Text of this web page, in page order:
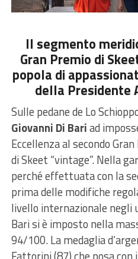
Il segmento
Gran Premio di
popola di
della Presidente
Sulle pedane de Lo
Giovanni Di Bariad
Eccellenza al secondo
di Skeet “vintage”. Nella
perché effettuata con la
prima delle modifiche
livello internazionale negli
Bari si è imposto nella
94/100. La medaglia